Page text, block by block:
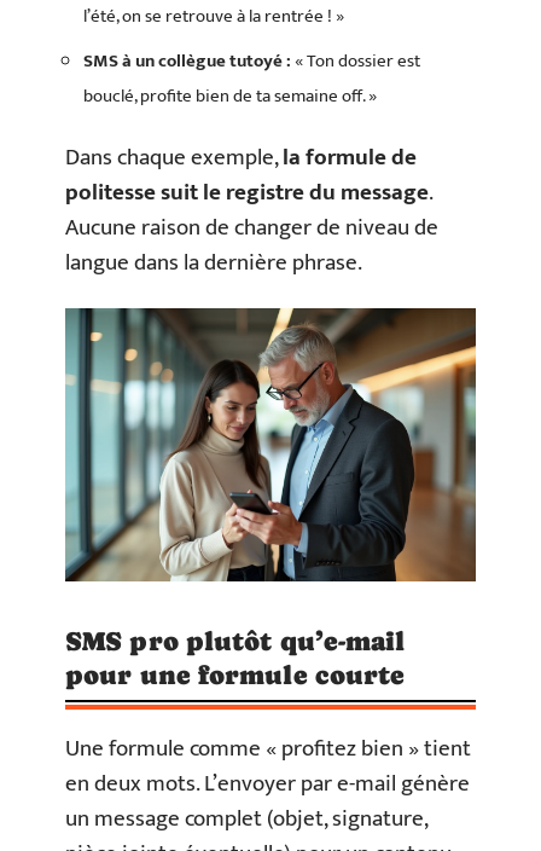
l’été, on se retrouve à la rentrée ! »
SMS à un collègue tutoyé :« Ton dossier est
bouclé, profite bien de ta semaine off. »
Dans chaque exemple,la formule de
politesse suit le registre du message.
Aucune raison de changer de niveau de
langue dans la dernière phrase.
SMS pro plutôt qu’e-mail
pour une formule courte
Une formule comme « profitez bien » tient
en deux mots. L’envoyer par e-mail génère
un message complet (objet, signature,